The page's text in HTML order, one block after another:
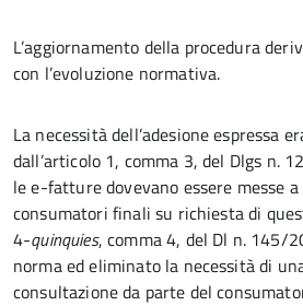
L’aggiornamento della procedura
con l’evoluzione normativa.
La necessità dell’adesione espressa
dall’articolo 1, comma 3, del Dlgs n.
le e-fatture dovevano essere messe a
consumatori finali su richiesta di
4-quinquies, comma 4, del Dl n. 145/
norma ed eliminato la necessità di
consultazione da parte del